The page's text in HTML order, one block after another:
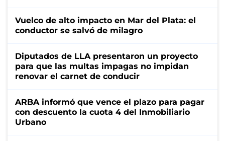
Vuelco de alto impacto en Mar del Plata: el
conductor se salvó de milagro
Diputados de LLA presentaron un proyecto
para que las multas impagas no impidan
renovar el carnet de conducir
ARBA informó que vence el plazo para pagar
con descuento la cuota 4 del Inmobiliario
Urbano